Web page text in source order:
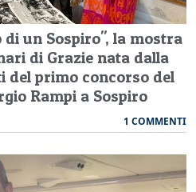
di un Sospiro", la mostra
di Grazie nata dalla
del primo concorso del
Rampi a Sospiro
1 COMMENTI